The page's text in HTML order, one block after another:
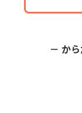
－ か